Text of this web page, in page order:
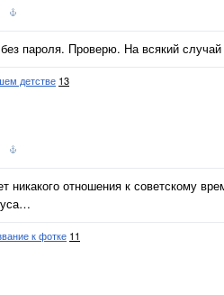
пароля. Проверю. На всякий
детстве 13
никакого отношения к советскому
к фотке 11